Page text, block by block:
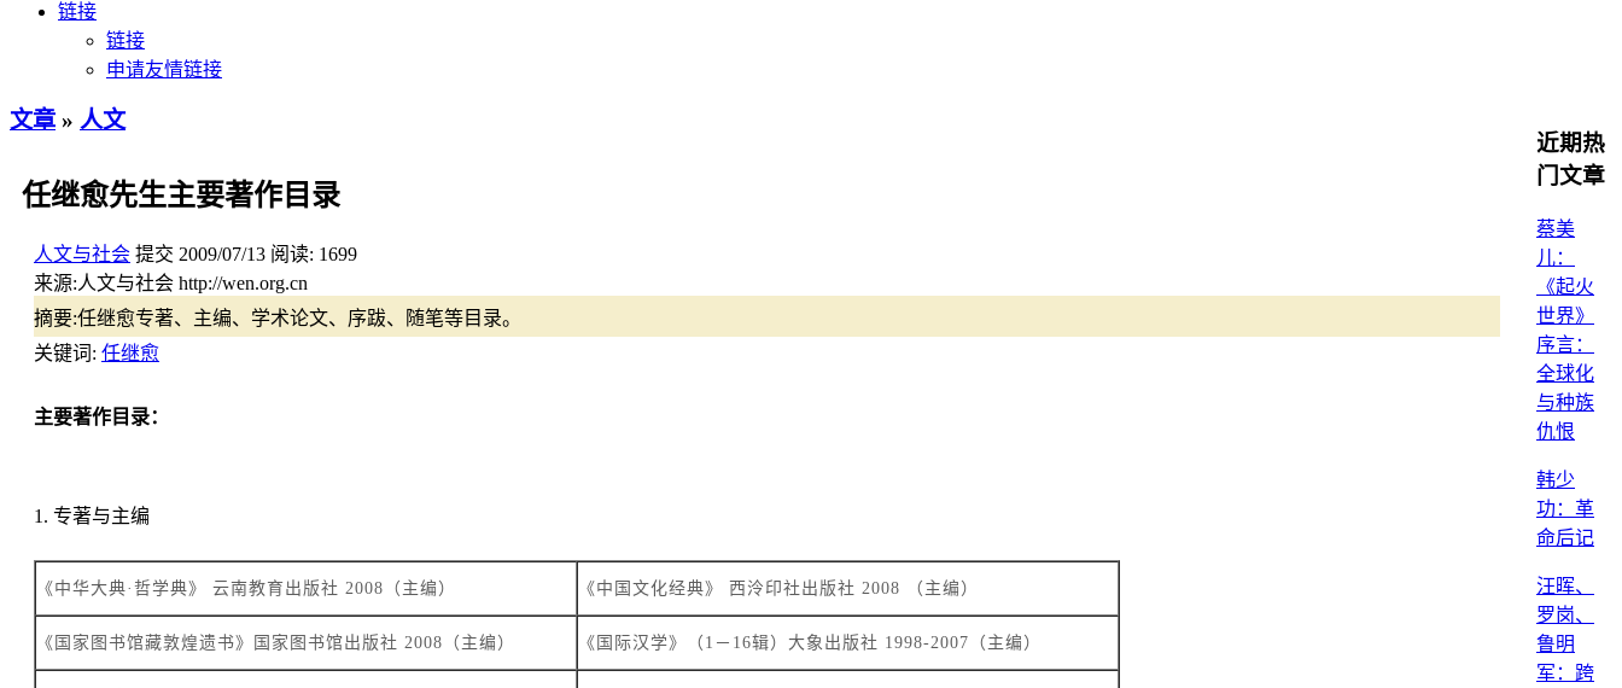
链接
链接
申请友情链接
文章 » 人文
任继愈先生主要著作目录
人文与社会 提交 2009/07/13 阅读: 1699
来源:人文与社会 http://wen.org.cn
摘要:任继愈专著、主编、学术论文、序跋、随笔等目录。
关键词: 任继愈
主要著作目录：
1. 专著与主编
《中华大典·哲学典》 云南教育出版社 2008（主编） 《中国文化经典》 西泠印社出版社 2008 （主编）
《国家图书馆藏敦煌遗书》国家图书馆出版社 2008（主编） 《国际汉学》（1－16辑）大象出版社 1998-2007（主编）
近期热
门文章
蔡美
儿：
《起火
世界》
序言：
全球化
与种族
仇恨
韩少
功：革
命后记
汪晖、
罗岗、
鲁明
军：跨